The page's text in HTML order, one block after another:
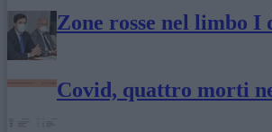
Zone rosse nel limbo
Covid, quattro morti